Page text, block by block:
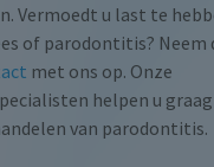
Vermoedt u last te
of parodontitis? Neem
met ons op. Onze
helpen u
van parodontitis.